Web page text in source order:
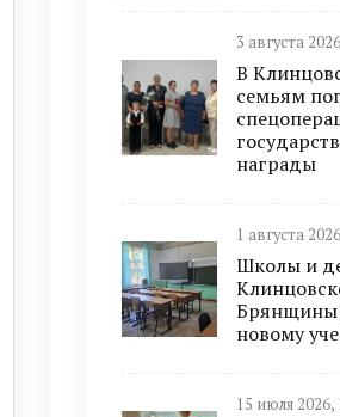
3 августа
В
семьям
награды
1 августа
Школы и
Брянщины
новому
15 июля 2026,